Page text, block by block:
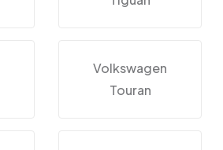
Volkswagen
Touran